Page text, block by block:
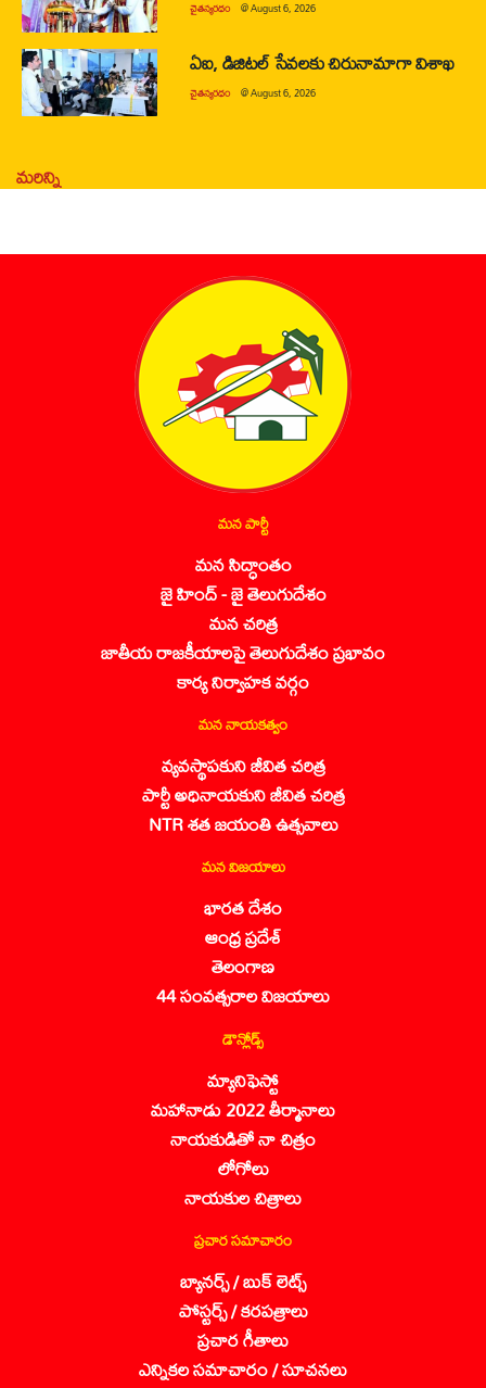
చైతన్యరధం @August 6, 2026
ఏఐ, డిజిటల్ సేవలకు చిరునామాగా విశాఖ
చైతన్యరధం @August 6, 2026
మరిన్ని
మన పార్టీ
మన సిద్ధాంతం
జై హింద్ - జై తెలుగుదేశం
మన చరిత్ర
జాతీయ రాజకీయాలపై తెలుగుదేశం ప్రభావం
కార్య నిర్వాహక వర్గం
మన నాయకత్వం
వ్యవస్థాపకుని జీవిత చరిత్ర
పార్టీ అధినాయకుని జీవిత చరిత్ర
NTR శత జయంతి ఉత్సవాలు
మన విజయాలు
భారత దేశం
ఆంధ్ర ప్రదేశ్
తెలంగాణ
44 సంవత్సరాల విజయాలు
డౌన్లోడ్స్
మ్యానిఫెస్టో
మహానాడు 2022 తీర్మానాలు
నాయకుడితో నా చిత్రం
లోగోలు
నాయకుల చిత్రాలు
ప్రచార సమాచారం
బ్యానర్స్ / బుక్ లెట్స్
పోస్టర్స్ / కరపత్రాలు
ప్రచార గీతాలు
ఎన్నికల సమాచారం / సూచనలు